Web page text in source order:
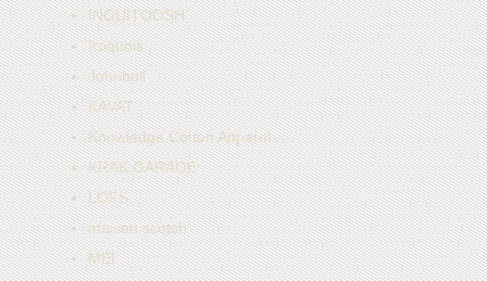
INOUITOOSH
Iroquois
Johnbull
KAVAT
Knowledge Cotton Apparel
KRAK GARAGE
LOFS
maison scotch
MEI